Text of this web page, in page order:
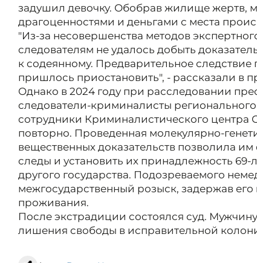
задушил девочку. Обобрав жилище жертв,
драгоценностями и деньгами с места
"Из-за несовершенства методов
следователям не удалось добыть
к содеянному. Предварительное следствие
пришлось приостановить", - рассказали в
Однако в 2024 году при расследовании
следователи-криминалисты
сотрудники Криминалистического центра
повторно. Проведенная молекулярно-
вещественных доказательств позволила
следы и установить их принадлежность
другого государства. Подозреваемого
межгосударственный розыск, задержав его
проживания.
После экстрадиции состоялся суд.
лишения свободы в исправительной